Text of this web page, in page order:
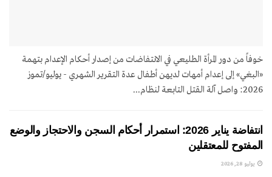
خوفاً من دور المرأة الطليعي في الانتفاضات من إصدار أحكام الإعدام بتهمة
«البغي» إلى إعدام أمهات لديهن أطفال عدة التقرير الشهري - يوليو/تموز
2026: واصل آلة القتل التابعة لنظام...
انتفاضة يناير 2026: استمرار أحكام السجن والاحتجاز والوضع
المفتوح للمعتقلين
يوليو 28, 2026